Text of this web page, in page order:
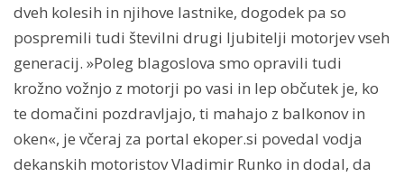
dveh kolesih in njihove lastnike, dogodek pa so
pospremili tudi številni drugi ljubitelji motorjev vseh
generacij. »Poleg blagoslova smo opravili tudi
krožno vožnjo z motorji po vasi in lep občutek je, ko
te domačini pozdravljajo, ti mahajo z balkonov in
oken«, je včeraj za portal ekoper.si povedal vodja
dekanskih motoristov Vladimir Runko in dodal, da